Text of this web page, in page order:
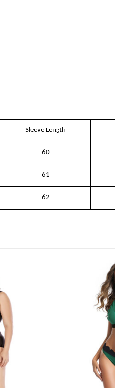
Sleeve Length
60
61
62